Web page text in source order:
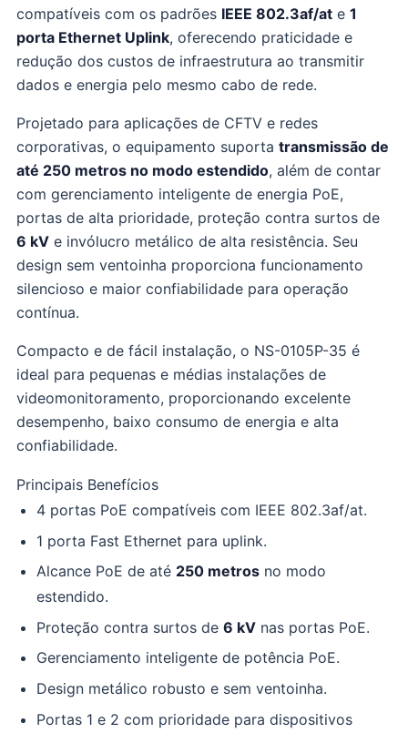
compatíveis com os padrões IEEE 802.3af/at e 1
porta Ethernet Uplink, oferecendo praticidade e
redução dos custos de infraestrutura ao transmitir
dados e energia pelo mesmo cabo de rede.
Projetado para aplicações de CFTV e redes
corporativas, o equipamento suporta transmissão de
até 250 metros no modo estendido, além de contar
com gerenciamento inteligente de energia PoE,
portas de alta prioridade, proteção contra surtos de
6 kV e invólucro metálico de alta resistência. Seu
design sem ventoinha proporciona funcionamento
silencioso e maior confiabilidade para operação
contínua.
Compacto e de fácil instalação, o NS-0105P-35 é
ideal para pequenas e médias instalações de
videomonitoramento, proporcionando excelente
desempenho, baixo consumo de energia e alta
confiabilidade.
Principais Benefícios
4 portas PoE compatíveis com IEEE 802.3af/at.
1 porta Fast Ethernet para uplink.
Alcance PoE de até 250 metrosno modo
estendido.
Proteção contra surtos de 6 kVnas portas PoE.
Gerenciamento inteligente de potência PoE.
Design metálico robusto e sem ventoinha.
Portas 1 e 2 com prioridade para dispositivos